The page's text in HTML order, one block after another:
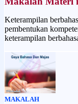
Keterampilan
pembentukan
keterampilan
MAKALAH